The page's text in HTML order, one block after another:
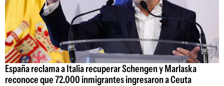
España reclama a Italia recuperar Schengen y Marlaska
reconoce que 72.000 inmigrantes ingresaron a Ceuta